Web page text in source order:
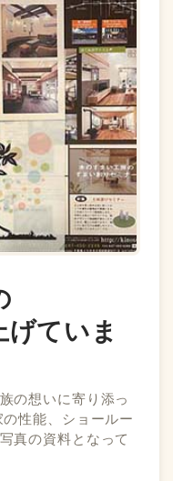
ていま
の想いに寄り添っ
性能、ショールー
真の資料となって